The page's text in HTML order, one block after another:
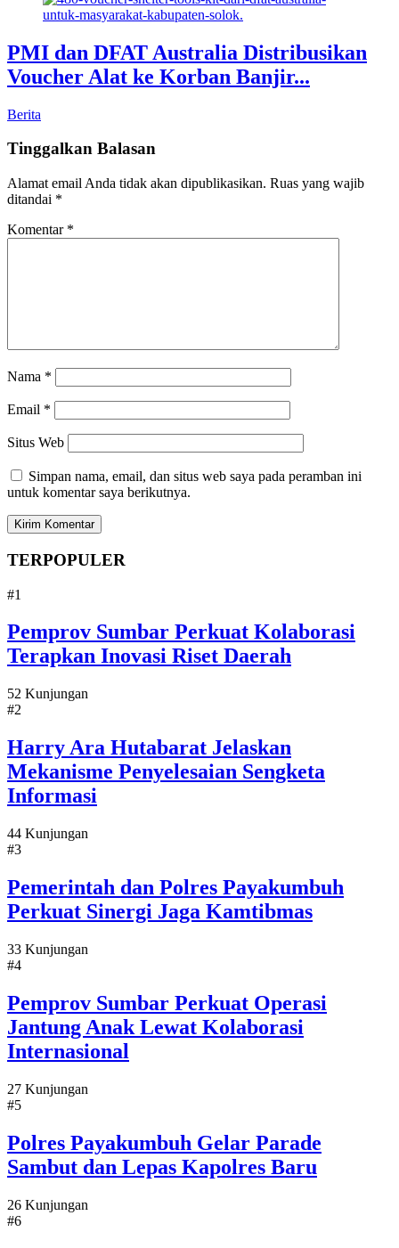
PMI dan DFAT Australia Distribusikan
Voucher Alat ke Korban Banjir...
Berita
Tinggalkan Balasan
Alamat email Anda tidak akan dipublikasikan. Ruas yang wajib
ditandai *
Komentar *
Nama *
Email *
Situs Web
Simpan nama, email, dan situs web saya pada peramban ini
untuk komentar saya berikutnya.
TERPOPULER
#1
Pemprov Sumbar Perkuat Kolaborasi
Terapkan Inovasi Riset Daerah
52 Kunjungan
#2
Harry Ara Hutabarat Jelaskan
Mekanisme Penyelesaian Sengketa
Informasi
44 Kunjungan
#3
Pemerintah dan Polres Payakumbuh
Perkuat Sinergi Jaga Kamtibmas
33 Kunjungan
#4
Pemprov Sumbar Perkuat Operasi
Jantung Anak Lewat Kolaborasi
Internasional
27 Kunjungan
#5
Polres Payakumbuh Gelar Parade
Sambut dan Lepas Kapolres Baru
26 Kunjungan
#6